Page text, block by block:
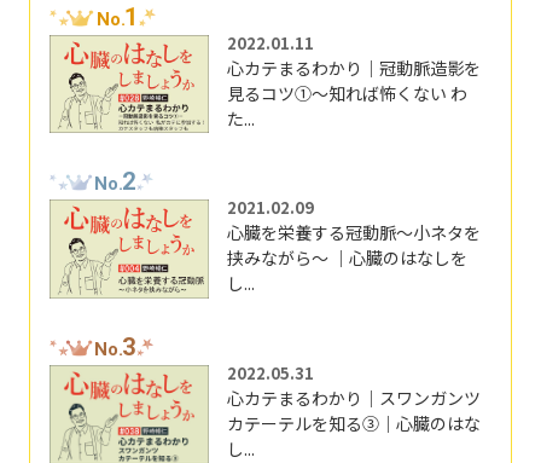
No.1
2022.01.11
心カテまるわかり｜冠動脈造影を
見るコツ①～知れば怖くない わ
た...
No.2
2021.02.09
心臓を栄養する冠動脈～小ネタを
挟みながら～ ｜心臓のはなしを
し...
No.3
2022.05.31
心カテまるわかり｜スワンガンツ
カテーテルを知る③｜心臓のはな
し...